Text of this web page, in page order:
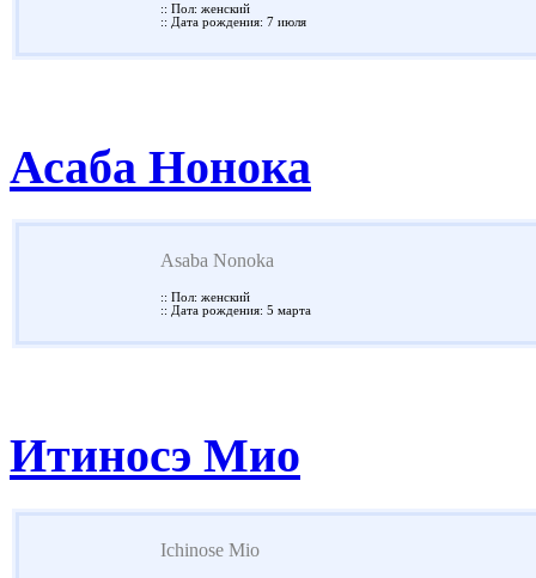
:: Пол: женский
:: Дата рождения: 7 июля
Асаба Нонока
Asaba Nonoka
:: Пол: женский
:: Дата рождения: 5 марта
Итиносэ Мио
Ichinose Mio